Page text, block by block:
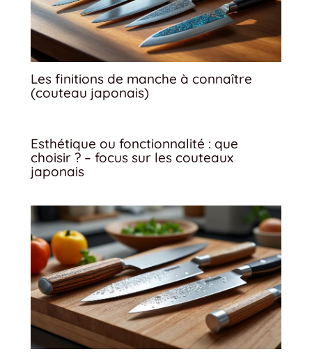
Les finitions de manche à connaître
(couteau japonais)
Esthétique ou fonctionnalité : que
choisir ? – focus sur les couteaux
japonais